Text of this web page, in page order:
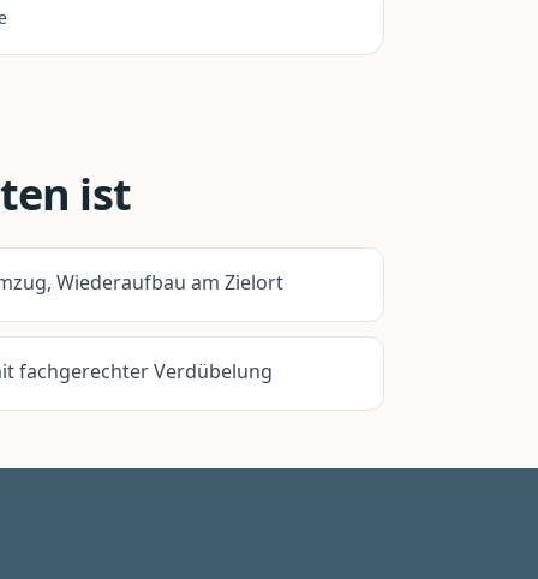
ist
Wiederaufbau am Zielort
fachgerechter Verdübelung